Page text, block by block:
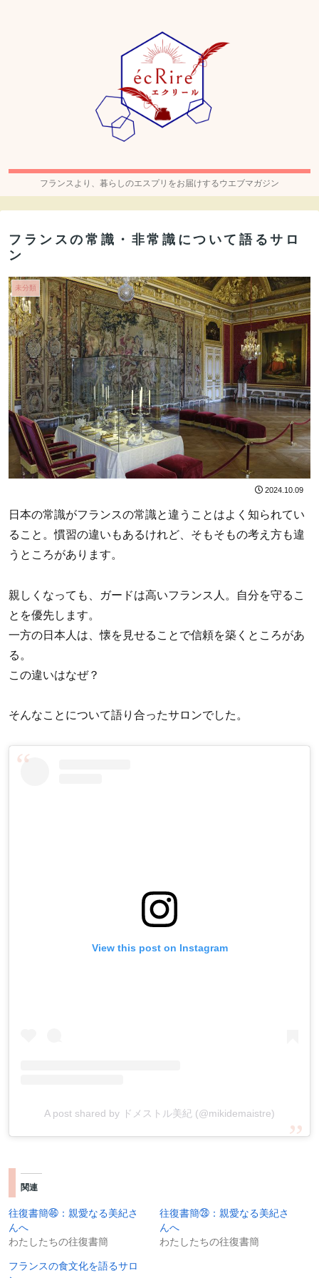
フランスより、暮らしのエスプリをお届けするウエブマガジン
フランスの常識・非常識について語るサロ
ン
未分類
2024.10.09
日本の常識がフランスの常識と違うことはよく知られてい
ること。慣習の違いもあるけれど、そもそもの考え方も違
うところがあります。
親しくなっても、ガードは高いフランス人。自分を守るこ
とを優先します。
一方の日本人は、懐を見せることで信頼を築くところがあ
る。
この違いはなぜ？
そんなことについて語り合ったサロンでした。
View this post on Instagram
A post shared by ドメストル美紀 (@mikidemaistre)
関連
往復書簡㊻：親愛なる美紀さ
んへ
わたしたちの往復書簡
往復書簡㉘：親愛なる美紀さ
んへ
わたしたちの往復書簡
フランスの食文化を語るサロ